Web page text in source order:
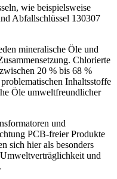
wie beispielsweise
Abfallschlüssel 130307
mineralische Öle und
Chlorierte
20 % bis 68 %
Inhaltsstoffe
Öle umweltfreundlicher
und
PCB-freier Produkte
sich hier als besonders
und